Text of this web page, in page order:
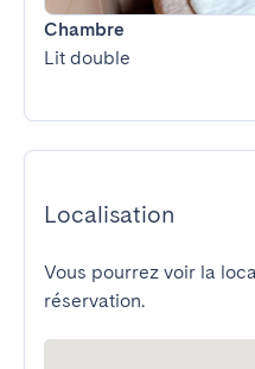
Chambre
Lit double
Localisation
Vous pourrez voir la
réservation.